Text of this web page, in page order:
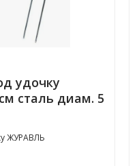
удочку
сталь диам. 5
ЖУРАВЛЬ